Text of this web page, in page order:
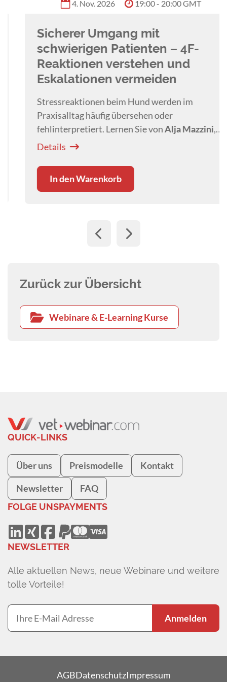
4. Nov. 2026 19:00 - 20:00 GMT
Sicherer Umgang mit
schwierigen Patienten – 4F-
Reaktionen verstehen und
Eskalationen vermeiden
Stressreaktionen beim Hund werden im
Praxisalltag häufig übersehen oder
fehlinterpretiert. Lernen Sie vonAlja Mazzini,
Stresssignale frühzeitig zu erkennen und
Details
In den Warenkorb
Zurück zur Übersicht
Webinare & E-Learning Kurse
QUICK-LINKS
Über uns Preismodelle Kontakt
Newsletter FAQ
FOLGE UNSPAYMENTS
NEWSLETTER
Alle aktuellen News, neue Webinare und weitere
tolle Vorteile!
Anmelden
AGBDatenschutzImpressum